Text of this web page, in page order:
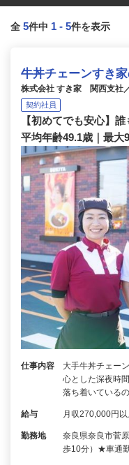
全 5件中 1 - 5件を表示
牛丼チェーンすき
株式会社 すき家 関西支社
契約社員
【初めてでも安心】
平均年齢49.1歳｜最大
仕事内容
大手牛丼チェー
心とした深夜時
落ち着いている
給与 月収270,000円以
勤務地
奈良県奈良市菅
歩10分）★車通